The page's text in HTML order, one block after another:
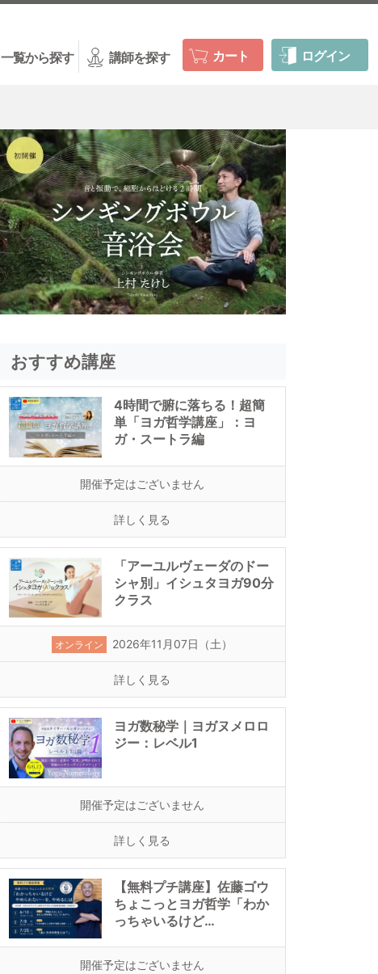
一覧から探す 講師を探す カート ログイン
おすすめ講座
4時間で腑に落ちる！超簡
単「ヨガ哲学講座」：ヨ
ガ・スートラ編
開催予定はございません
詳しく見る
「アーユルヴェーダのドー
シャ別」イシュタヨガ90分
クラス
オンライン 2026年11月07日（土）
詳しく見る
ヨガ数秘学｜ヨガヌメロロ
ジー：レベル1
開催予定はございません
詳しく見る
【無料プチ講座】佐藤ゴウ
ちょこっとヨガ哲学「わか
っちゃいるけど…
開催予定はございません